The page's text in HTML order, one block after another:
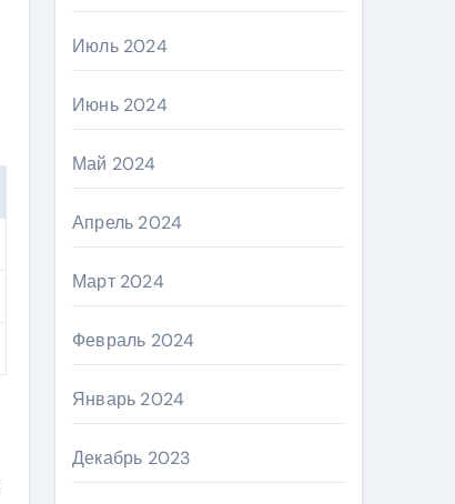
Июль 2024
Июнь 2024
Май 2024
Апрель 2024
Март 2024
Февраль 2024
Январь 2024
Декабрь 2023